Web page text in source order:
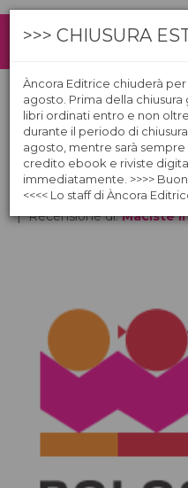
BOOKFAIR
| Recensione di:Maciste
>>> CHIUSURA
Àncora Editrice chiuderà
agosto. Prima della
libri ordinati entro e non
durante il periodo di
agosto, mentre sarà
credito ebook e riviste
immediatamente. >>>>
<<<< Lo staff di Àncora